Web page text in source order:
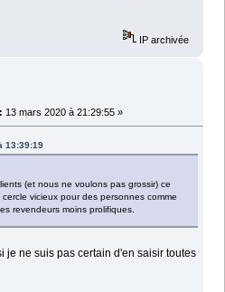
IP archivée
13 mars 2020 à 21:29:55 »
13:39:19
(et nous ne voulons pas grossir) ce
vicieux pour des personnes comme
revendeurs moins prolifiques.
je ne suis pas certain d'en saisir toutes